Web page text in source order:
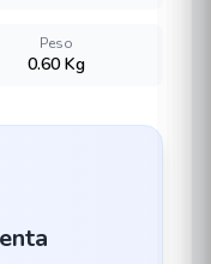
Peso
0.60 Kg